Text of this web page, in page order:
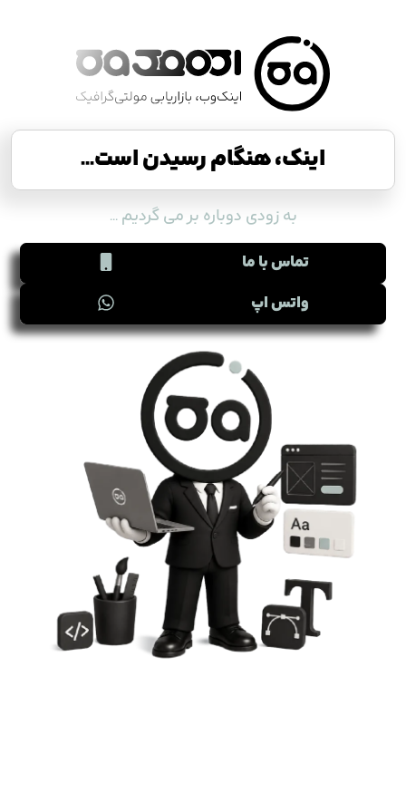
اینک، هنگام رسیدن است...
به زودی دوباره بر می گردیم ...
تماس با ما
واتس اپ